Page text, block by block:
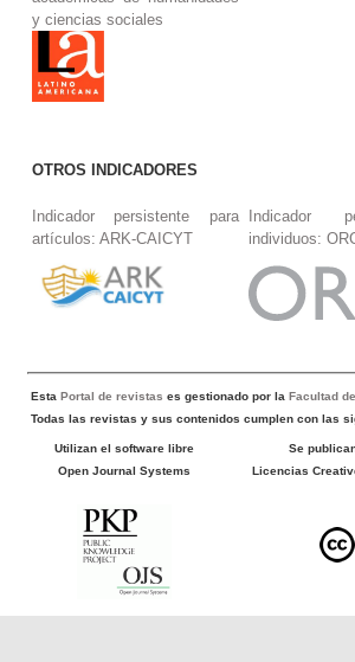
y ciencias sociales
OTROS INDICADORES
Indicador persistente para
artículos: ARK-CAICYT
Indicador
individuos:
Esta Portal de revistas es gestionado por la Facultad
Todas las revistas y sus contenidos cumplen con las
Utilizan el software libre
Open Journal Systems
Se
Licencias